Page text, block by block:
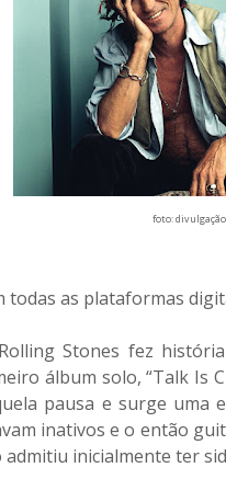
foto: divulgação
todas as plataformas
Stones fez
álbum solo, “Talk Is
pausa e surge uma
inativos e o então
inicialmente ter